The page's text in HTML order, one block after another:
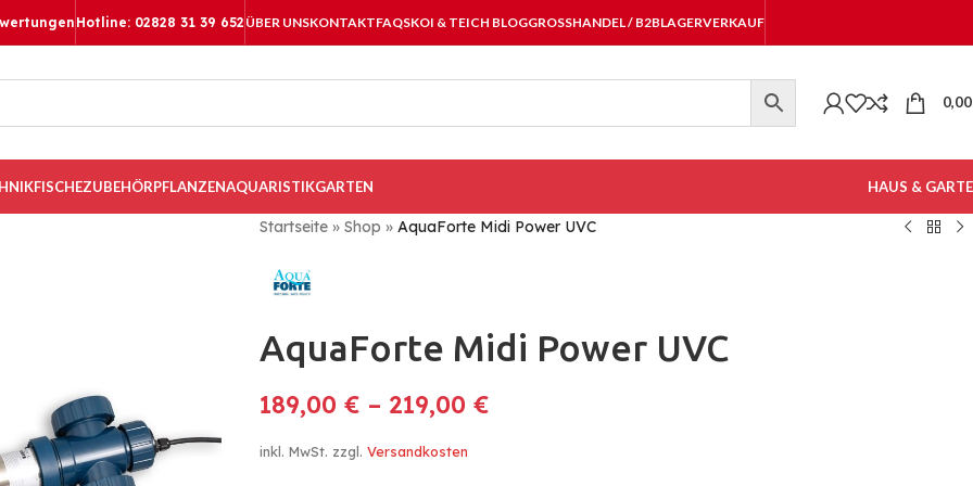
Hotline: 02828 31 39 652 ÜBER UNSKONTAKTFAQSKOI & TEICH BLOGGROSSHANDEL / B2B LAGERVERKAUF
FISCHEZUBEHÖRPFLANZENAQUARISTIKGARTEN HAUS &
Startseite » Shop » AquaForte Midi Power UVC
AquaForte Midi Power UVC
189,00 € – 219,00 €
inkl. MwSt. zzgl. Versandkosten